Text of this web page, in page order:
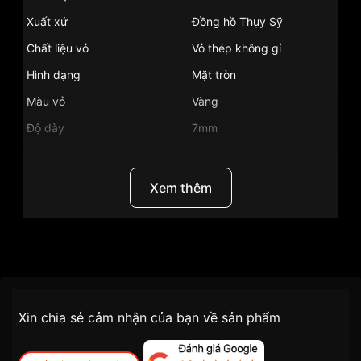
Xuất xứ
Đồng hồ Thụy Sỹ
Chất liệu vỏ
Vỏ thép không gỉ
Hình dạng
Mặt tròn
Màu vỏ
Vàng
Độ dày
7mm
Những sản phẩm tương tự
"Certina 30mm Nữ
C033.251.36.111.00":Xem thêm
Đối tượng sử dụng Nữ
tiện lợi –
nhanh chóng – minh bạch
Xin chia sẻ cảm nhận của bạn về sản phẩm